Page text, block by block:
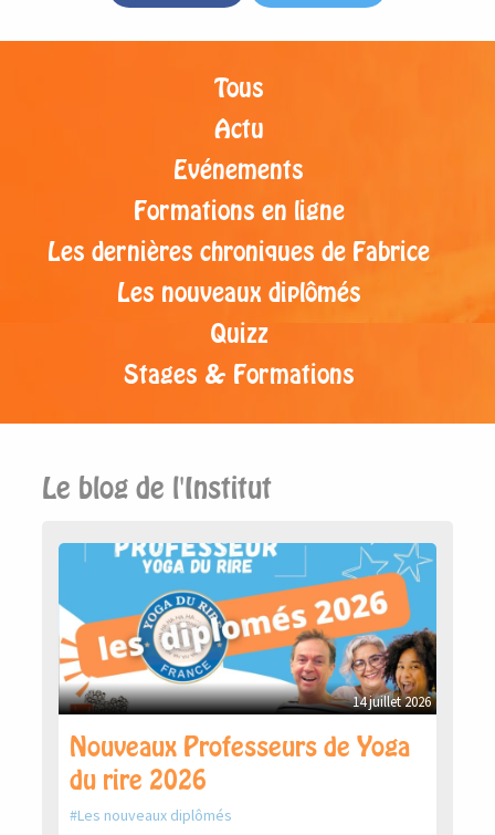
Tous
Actu
Evénements
Formations en ligne
Les dernières chroniques de Fabrice
Les nouveaux diplômés
Quizz
Stages & Formations
Le blog de l'Institut
14 juillet 2026
Nouveaux Professeurs de Yoga
du rire 2026
Les nouveaux diplômés